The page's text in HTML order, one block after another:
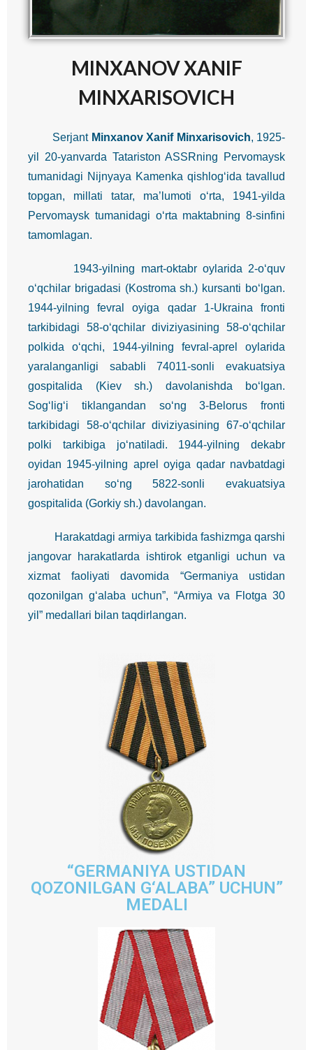
MINXANOV XANIF
MINXARISOVICH
Serjant Minxanov Xanif Minxarisovich, 1925-
yil 20-yanvarda Tatariston ASSRning Pervomaysk
tumanidagi Nijnyaya Kamenka qishlog‘ida tavallud
topgan, millati tatar, ma’lumoti o‘rta, 1941-yilda
Pervomaysk tumanidagi o‘rta maktabning 8-sinfini
tamomlagan.
1943-yilning mart-oktabr oylarida 2-o‘quv
o‘qchilar brigadasi (Kostroma sh.) kursanti bo‘lgan.
1944-yilning fevral oyiga qadar 1-Ukraina fronti
tarkibidagi 58-o‘qchilar diviziyasining 58-o‘qchilar
polkida o‘qchi, 1944-yilning fevral-aprel oylarida
yaralanganligi sababli 74011-sonli evakuatsiya
gospitalida (Kiev sh.) davolanishda bo‘lgan.
Sog‘lig‘i tiklangandan so‘ng 3-Belorus fronti
tarkibidagi 58-o‘qchilar diviziyasining 67-o‘qchilar
polki tarkibiga jo‘natiladi. 1944-yilning dekabr
oyidan 1945-yilning aprel oyiga qadar navbatdagi
jarohatidan so‘ng 5822-sonli evakuatsiya
gospitalida (Gorkiy sh.) davolangan.
Harakatdagi armiya tarkibida fashizmga qarshi
jangovar harakatlarda ishtirok etganligi uchun va
xizmat faoliyati davomida “Germaniya ustidan
qozonilgan g‘alaba uchun”, “Armiya va Flotga 30
yil” medallari bilan taqdirlangan.
“GERMANIYA USTIDAN
QOZONILGAN G‘ALABA” UCHUN”
MEDALI